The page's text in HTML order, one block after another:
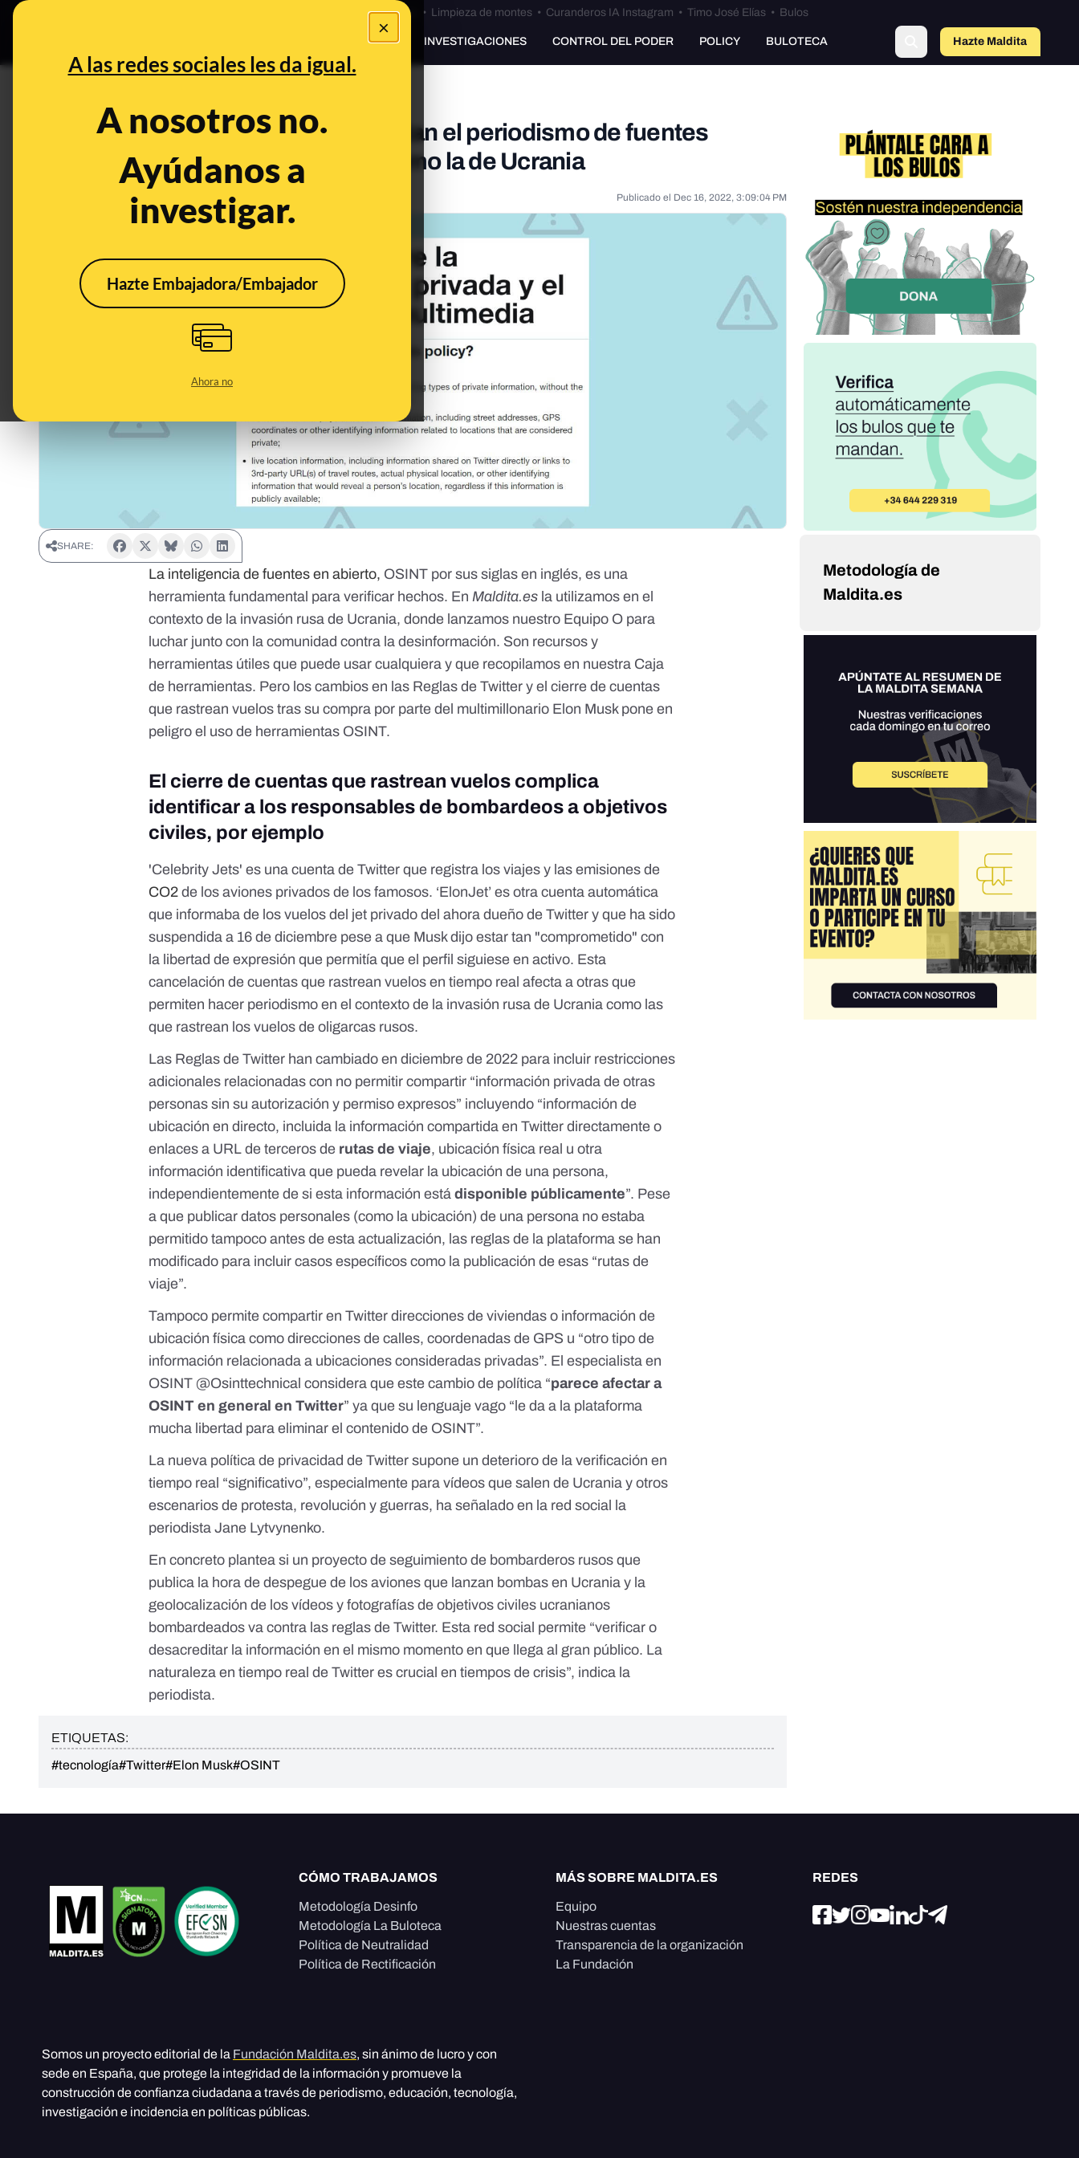
×
A las redes sociales les da igual.
A nosotros no.
Ayúdanos a
investigar.
Hazte Embajadora/Embajador
Ahora no
Bulos Ceuta • Limpieza de montes• Curanderos IA Instagram • Timo José Elías• Bulos
PREBUNKING INVESTIGACIONES CONTROL DEL PODER POLICY BULOTECA Hazte Maldita
Los cambios en Twitter que dificultan el periodismo de fuentes
abiertas en conflictos y guerras como la de Ucrania
Publicado el Dec 16, 2022, 3:09:04 PM
SHARE:
La inteligencia de fuentes en abierto, OSINT por sus siglas en inglés, es una
herramienta fundamental para verificar hechos. EnMaldita.es la utilizamos en el
contexto de la invasión rusa de Ucrania, donde lanzamos nuestro Equipo O para
luchar junto con la comunidad contra la desinformación. Son recursos y
herramientas útiles que puede usar cualquiera y que recopilamos en nuestra Caja
de herramientas. Pero los cambios en las Reglas de Twitter y el cierre de cuentas
que rastrean vuelos tras sucompra por parte del multimillonario Elon Muskpone en
peligro el uso de herramientas OSINT.
El cierre de cuentas que rastrean vuelos complica
identificar a los responsables de bombardeos a objetivos
civiles, por ejemplo
'Celebrity Jets' es una cuenta de Twitter que registra los viajes y las emisiones de
CO2de los aviones privados de los famosos. ‘ElonJet’ es otra cuenta automática
que informaba de los vuelos del jet privado del ahora dueño de Twitter y que ha sido
suspendida a 16 de diciembre pese a que Musk dijo estar tan "comprometido" con
la libertad de expresión que permitía que el perfil siguiese en activo. Esta
cancelación de cuentas que rastrean vuelos en tiempo real afecta a otras que
permiten hacer periodismo en el contexto de la invasión rusa de Ucrania como las
que rastrean los vuelos deoligarcas rusos.
Las Reglas de Twitter han cambiado en diciembre de 2022 para incluir restricciones
adicionales relacionadas con no permitir compartir “información privada de otras
personas sin su autorización y permiso expresos” incluyendo “información de
ubicación en directo, incluida la información compartida en Twitter directamente o
enlaces a URL de terceros de rutas de viaje, ubicación física real u otra
información identificativa que pueda revelar la ubicación de una persona,
independientemente de si esta información está disponible públicamente”. Pese
a que publicar datos personales (como la ubicación) de una persona no estaba
permitido tampoco antes de esta actualización, las reglas de la plataforma se han
modificado para incluir casos específicos como la publicación de esas “rutas de
viaje”.
Tampoco permite compartir en Twitter direcciones de viviendas o información de
ubicación física como direcciones de calles, coordenadas de GPS u “otro tipo de
información relacionada a ubicaciones consideradas privadas”. El especialista en
OSINT @Osinttechnical considera que este cambio de política “parece afectar a
OSINT en general en Twitter” ya que su lenguaje vago “le da a la plataforma
mucha libertad para eliminar el contenido de OSINT”.
La nueva política de privacidad de Twitter supone un deterioro de la verificación en
tiempo real “significativo”, especialmente para vídeos que salen de Ucrania y otros
escenarios de protesta, revolución y guerras, ha señalado en la red social la
periodistaJane Lytvynenko.
En concreto plantea si un proyecto de seguimiento de bombarderos rusos que
publica la hora de despegue de los aviones que lanzan bombas en Ucrania y la
geolocalización de los vídeos y fotografías de objetivos civiles ucranianos
bombardeados va contra las reglas de Twitter. Esta red social permite “verificar o
desacreditar la información en el mismo momento en que llega al gran público. La
naturaleza en tiempo real de Twitter es crucial en tiempos de crisis”, indica la
periodista.
ETIQUETAS:
#tecnología#Twitter#Elon Musk#OSINT
Metodología de
Maldita.es
CÓMO TRABAJAMOS
Metodología Desinfo
Metodología La Buloteca
Política de Neutralidad
Política de Rectificación
MÁS SOBRE MALDITA.ES
Equipo
Nuestras cuentas
Transparencia de la organización
La Fundación
REDES
Somos un proyecto editorial de la Fundación Maldita.es, sin ánimo de lucro y con
sede en España, que protege la integridad de la información y promueve la
construcción de confianza ciudadana a través de periodismo, educación, tecnología,
investigación e incidencia en políticas públicas.